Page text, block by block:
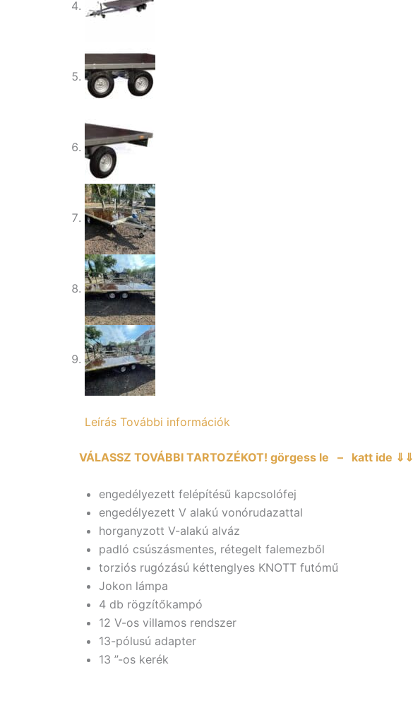
Leírás További információk
VÁLASSZ TOVÁBBI TARTOZÉKOT! görgess le – katt ide ⇓⇓
engedélyezett felépítésű kapcsolófej
engedélyezett V alakú vonórudazattal
horganyzott V-alakú alváz
padló csúszásmentes, rétegelt falemezből
torziós rugózású kéttenglyes KNOTT futómű
Jokon lámpa
4 db rögzítőkampó
12 V-os villamos rendszer
13-pólusú adapter
13 ”-os kerék